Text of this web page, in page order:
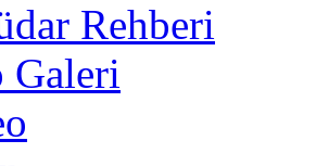
Rehberi
Galeri